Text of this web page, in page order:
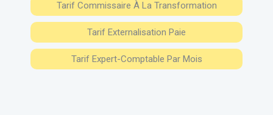
Tarif Commissaire À La Transformation
Tarif Externalisation Paie
Tarif Expert-Comptable Par Mois